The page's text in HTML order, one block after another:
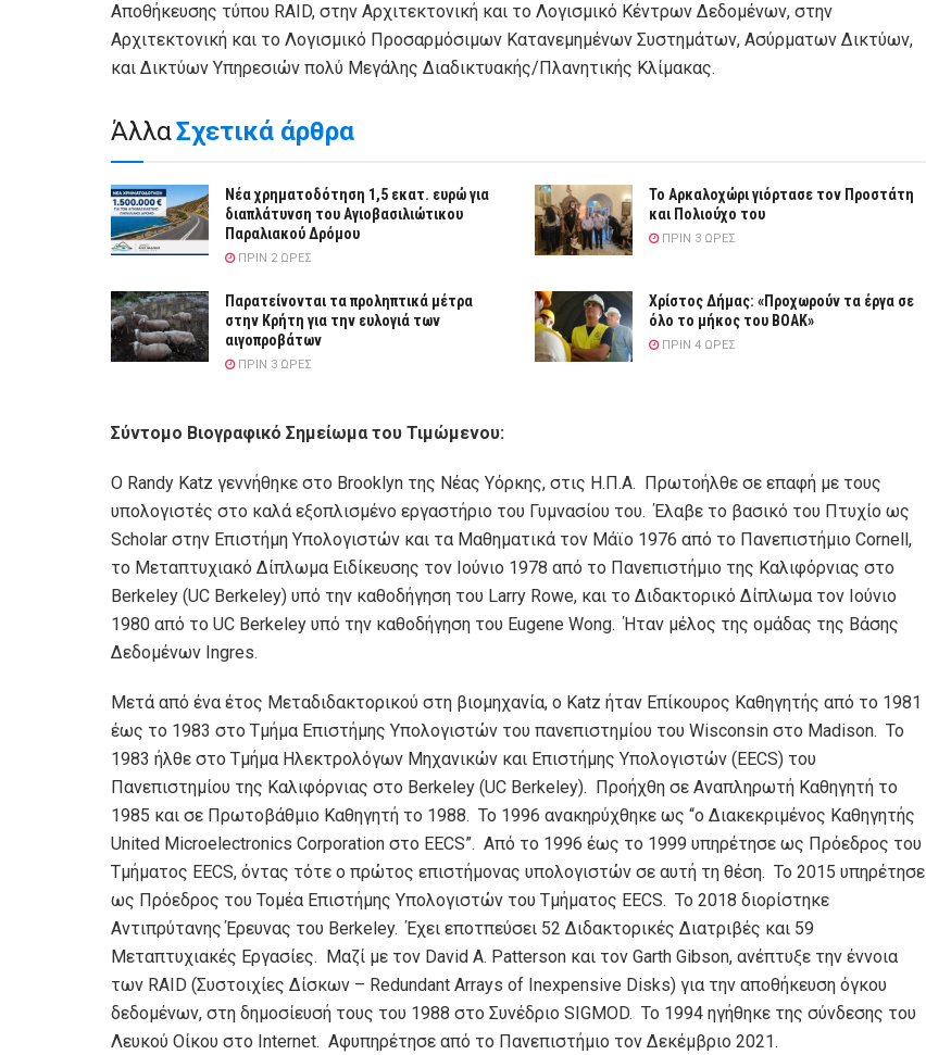
Αποθήκευσης τύπου RAID, στην Αρχιτεκτονική και το Λογισμικό Κέντρων Δεδομένων, στην
Αρχιτεκτονική και το Λογισμικό Προσαρμόσιμων Κατανεμημένων Συστημάτων, Ασύρματων Δικτύων,
και Δικτύων Υπηρεσιών πολύ Μεγάλης Διαδικτυακής/Πλανητικής Κλίμακας.
ΆλλαΣχετικά άρθρα
Νέα χρηματοδότηση 1,5 εκατ. ευρώ για
διαπλάτυνση του Αγιοβασιλιώτικου
Παραλιακού Δρόμου
ΠΡΙΝ 2 ΏΡΕΣ
Το Αρκαλοχώρι γιόρτασε τον Προστάτη
και Πολιούχο του
ΠΡΙΝ 3 ΏΡΕΣ
Παρατείνονται τα προληπτικά μέτρα
στην Κρήτη για την ευλογιά των
αιγοπροβάτων
ΠΡΙΝ 3 ΏΡΕΣ
Χρίστος Δήμας: «Προχωρούν τα έργα σε
όλο το μήκος του ΒΟΑΚ»
ΠΡΙΝ 4 ΏΡΕΣ
Σύντομο Βιογραφικό Σημείωμα του Τιμώμενου:
Ο Randy Katz γεννήθηκε στο Brooklyn της Νέας Υόρκης, στις Η.Π.Α. Πρωτοήλθε σε επαφή με τους
υπολογιστές στο καλά εξοπλισμένο εργαστήριο του Γυμνασίου του. Έλαβε το βασικό του Πτυχίο ως
Scholar στην Επιστήμη Υπολογιστών και τα Μαθηματικά τον Μάϊο 1976 από το Πανεπιστήμιο Cornell,
το Μεταπτυχιακό Δίπλωμα Ειδίκευσης τον Ιούνιο 1978 από το Πανεπιστήμιο της Καλιφόρνιας στο
Berkeley (UC Berkeley) υπό την καθοδήγηση του Larry Rowe, και το Διδακτορικό Δίπλωμα τον Ιούνιο
1980 από το UC Berkeley υπό την καθοδήγηση του Eugene Wong. Ήταν μέλος της ομάδας της Βάσης
Δεδομένων Ingres.
Μετά από ένα έτος Μεταδιδακτορικού στη βιομηχανία, ο Katz ήταν Επίκουρος Καθηγητής από το 1981
έως το 1983 στο Τμήμα Επιστήμης Υπολογιστών του πανεπιστημίου του Wisconsin στο Madison. To
1983 ήλθε στο Τμήμα Ηλεκτρολόγων Μηχανικών και Επιστήμης Υπολογιστών (EECS) του
Πανεπιστημίου της Καλιφόρνιας στο Berkeley (UC Berkeley). Προήχθη σε Αναπληρωτή Καθηγητή το
1985 και σε Πρωτοβάθμιο Καθηγητή το 1988. Το 1996 ανακηρύχθηκε ως “ο Διακεκριμένος Καθηγητής
United Microelectronics Corporation στο EECS”. Από το 1996 έως το 1999 υπηρέτησε ως Πρόεδρος του
Τμήματος EECS, όντας τότε ο πρώτος επιστήμονας υπολογιστών σε αυτή τη θέση. Το 2015 υπηρέτησε
ως Πρόεδρος του Τομέα Επιστήμης Υπολογιστών του Τμήματος EECS. Το 2018 διορίστηκε
Αντιπρύτανης Έρευνας του Berkeley. Έχει εποτπεύσει 52 Διδακτορικές Διατριβές και 59
Μεταπτυχιακές Εργασίες. Μαζί με τον David A. Patterson και τον Garth Gibson, ανέπτυξε την έννοια
των RAID (Συστοιχίες Δίσκων – Redundant Arrays of Inexpensive Disks) για την αποθήκευση όγκου
δεδομένων, στη δημοσίευσή τους του 1988 στο Συνέδριο SIGMOD. Το 1994 ηγήθηκε της σύνδεσης του
Λευκού Οίκου στο Internet. Αφυπηρέτησε από το Πανεπιστήμιο τον Δεκέμβριο 2021.